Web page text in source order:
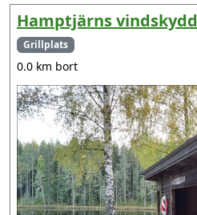
Hamptjärns vindskydd
Grillplats
0.0 km bort